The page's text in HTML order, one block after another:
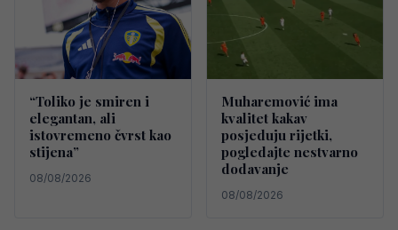
“Toliko je smiren i
elegantan, ali
istovremeno čvrst kao
stijena”
08/08/2026
Muharemović ima
kvalitet kakav
posjeduju rijetki,
pogledajte nestvarno
dodavanje
08/08/2026